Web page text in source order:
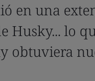
en una
Husky... lo
obtuviera